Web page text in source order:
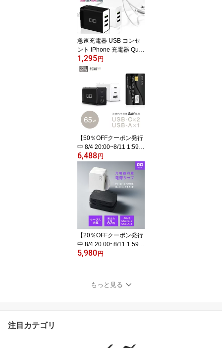
アイフォンX iphone8 plu
s
急速充電器 USB コンセ
ント iPhone 充電器 Quic
k Charge 3.0 3ポート AC
アダプター Qualcomm Q
C3.0 Android スマホ充電
器 携帯充電器 2.4A Gala
xy Xperia iPad アイフォ
ン エクスペリア iPad
1,295 円
【50％OFFクーポン発行
中 8/4 20:00~8/11 1:59】
LilNob GaN 65W 充電器
世界最小級 3ポート USB
ACアダプター USB-C 急
速充電器 軽量 タイプC i
Phone Android Macbook
Pro iPad Pro iPhone15 P
lus Pro Pro Max
6,488 円
【20％OFFクーポン発行
中 8/4 20:00~8/11 1:59】
CIO Polaris CUBE Built i
B PD 65W タイプC [CIO
独自技術 NovaIntelligenc
5,980 円
もっと見る
注目カテゴリ